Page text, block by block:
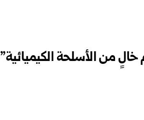
من الأسلحة الكيميائية”